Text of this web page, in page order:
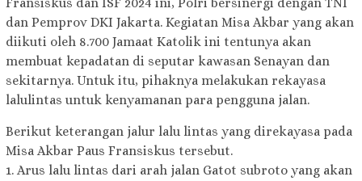
dan Pemprov DKI Jakarta. Kegiatan Misa Akbar yang akan
diikuti oleh 8.700 Jamaat Katolik ini tentunya akan
membuat kepadatan di seputar kawasan Senayan dan
sekitarnya. Untuk itu, pihaknya melakukan rekayasa
lalulintas untuk kenyamanan para pengguna jalan.
Berikut keterangan jalur lalu lintas yang direkayasa pada
Misa Akbar Paus Fransiskus tersebut.
1. Arus lalu lintas dari arah jalan Gatot subroto yang akan